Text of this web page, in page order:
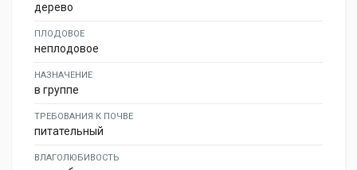
дерево
ПЛОДОВОЕ
неплодовое
НАЗНАЧЕНИЕ
в группе
ТРЕБОВАНИЯ К ПОЧВЕ
питательный
ВЛАГОЛЮБИВОСТЬ